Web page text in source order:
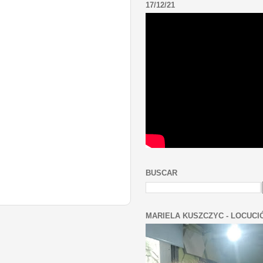
17/12/21
BUSCAR
MARIELA KUSZCZYC -